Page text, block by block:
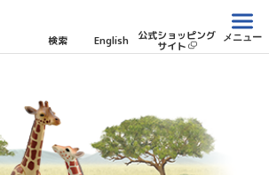
検索 English 公式ショッピング
サイト
メニュー